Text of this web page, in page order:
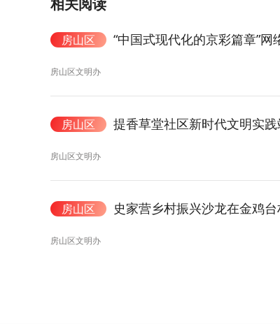
相关阅读
房山区 “中国式现代化的京彩篇章”
房山区文明办
房山区 提香草堂社区新时代文明实
房山区文明办
房山区 史家营乡村振兴沙龙在金鸡
房山区文明办